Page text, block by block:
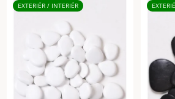
EXTERIÉR / INTERIÉR